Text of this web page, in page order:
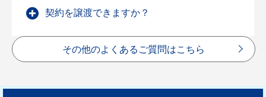
契約を譲渡できますか？
その他のよくあるご質問はこちら